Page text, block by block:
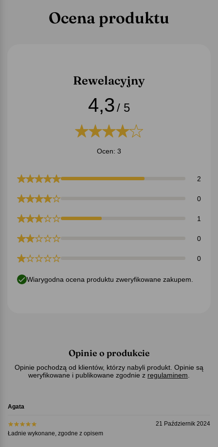
Ocena produktu
Rewelacyjny
4,3/ 5
Ocen: 3
2
0
1
0
0
Wiarygodna ocena produktu zweryfikowane zakupem.
Opinie o produkcie
Opinie pochodzą od klientów, którzy nabyli produkt. Opinie są
weryfikowane i publikowane zgodnie z regulaminem
Agata
21 Październik 2024
Ładnie wykonane, zgodne z opisem